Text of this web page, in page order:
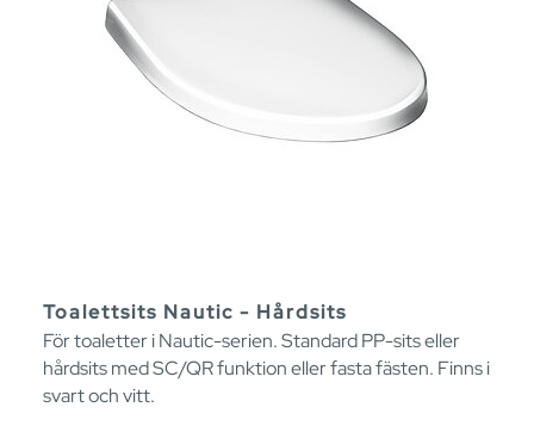
Toalettsits Nautic - Hårdsits
För toaletter i Nautic-serien. Standard PP-sits eller
hårdsits med SC/QR funktion eller fasta fästen. Finns i
svart och vitt.